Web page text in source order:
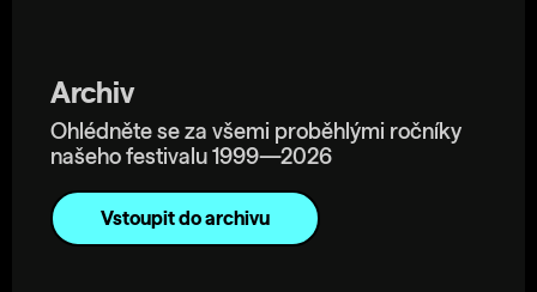
Archiv
Ohlédněte se za všemi proběhlými ročníky
našeho festivalu 1999—2026
Vstoupit do archivu